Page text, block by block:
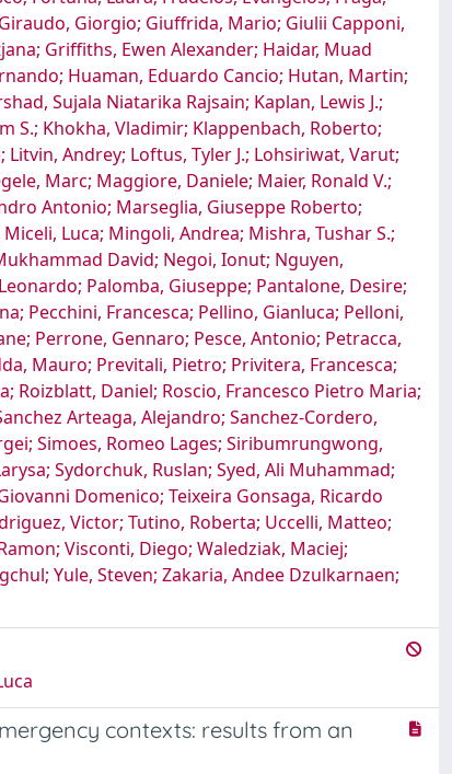
Giorgio; Giuffrida, Mario; Giulii Capponi,
Griffiths, Ewen Alexander; Haidar, Muad
Huaman, Eduardo Cancio; Hutan, Martin;
Sujala Niatarika Rajsain; Kaplan, Lewis J.;
S.; Khokha, Vladimir; Klappenbach, Roberto;
Andrey; Loftus, Tyler J.; Lohsiriwat, Varut;
Marc; Maggiore, Daniele; Maier, Ronald V.;
Antonio; Marseglia, Giuseppe Roberto;
Luca; Mingoli, Andrea; Mishra, Tushar S.;
David; Negoi, Ionut; Nguyen,
Palomba, Giuseppe; Pantalone, Desire;
Pecchini, Francesca; Pellino, Gianluca; Pelloni,
Perrone, Gennaro; Pesce, Antonio; Petracca,
Mauro; Previtali, Pietro; Privitera, Francesca;
Roizblatt, Daniel; Roscio, Francesco Pietro Maria;
Arteaga, Alejandro; Sanchez-Cordero,
Simoes, Romeo Lages; Siribumrungwong,
Sydorchuk, Ruslan; Syed, Ali Muhammad;
Domenico; Teixeira Gonsaga, Ricardo
Victor; Tutino, Roberta; Uccelli, Matteo;
Visconti, Diego; Waledziak, Maciej;
Yule, Steven; Zakaria, Andee Dzulkarnaen;
contexts: results from an